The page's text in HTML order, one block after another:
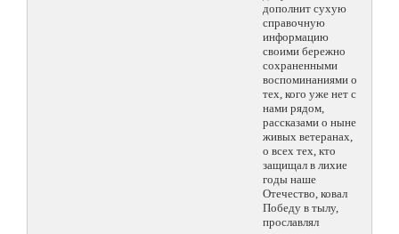
дополнит сухую
справочную
информацию
своими бережно
сохраненными
воспоминаниями о
тех, кого уже нет с
нами рядом,
рассказами о ныне
живых ветеранах,
о всех тех, кто
защищал в лихие
годы наше
Отечество, ковал
Победу в тылу,
прославлял